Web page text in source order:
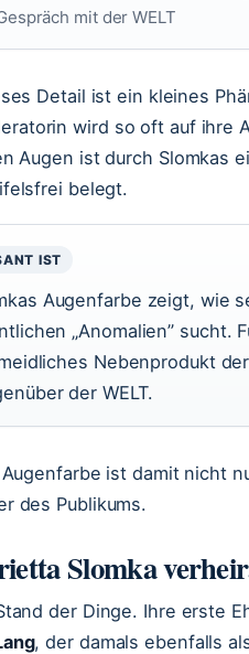
mit der WELT
Detail ist ein kleines
wird so oft auf ihre
Augen ist durch Slomkas
belegt.
IST
Augenfarbe zeigt, wie
„Anomalien”
Nebenprodukt
der WELT.
ist damit nicht
des Publikums.
Slomka
der Dinge. Ihre erste
, der damals ebenfalls